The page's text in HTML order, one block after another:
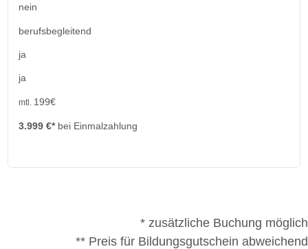
nein
berufsbegleitend
ja
ja
mtl. 199€
3.999 €*bei Einmalzahlung
* zusätzliche Buchung möglich
** Preis für Bildungsgutschein abweichend